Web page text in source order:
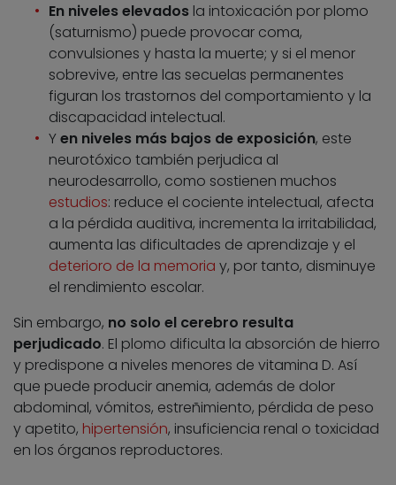
En niveles elevados la intoxicación por plomo
(saturnismo) puede provocar coma,
convulsiones y hasta la muerte; y si el menor
sobrevive, entre las secuelas permanentes
figuran los trastornos del comportamiento y la
discapacidad intelectual.
Yen niveles más bajos de exposición, este
neurotóxico también perjudica al
neurodesarrollo, como sostienen muchos
estudios: reduce el cociente intelectual, afecta
a la pérdida auditiva, incrementa la irritabilidad,
aumenta las dificultades de aprendizaje y el
deterioro de la memoria y, por tanto, disminuye
el rendimiento escolar.
Sin embargo, no solo el cerebro resulta
perjudicado. El plomo dificulta la absorción de hierro
y predispone a niveles menores de vitamina D. Así
que puede producir anemia, además de dolor
abdominal, vómitos, estreñimiento, pérdida de peso
y apetito, hipertensión, insuficiencia renal o toxicidad
en los órganos reproductores.